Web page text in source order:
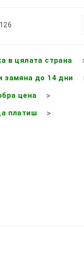
в цялата страна
замяна до 14 дни
цена
платиш